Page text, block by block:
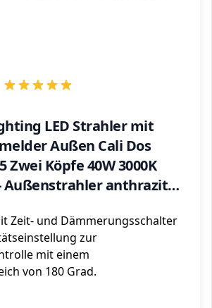
LED Strahler mit
Außen Cali Dos
Zwei Köpfe 40W 3000K
Außenstrahler anthrazit
Zeit- und Dämmerungsschalter
zur
mit einem
von 180 Grad.